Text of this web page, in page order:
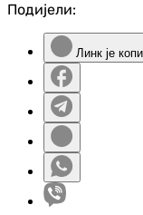
Подијели:
Линк је